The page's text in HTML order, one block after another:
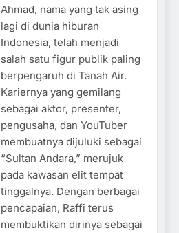
Ahmad, nama yang tak asing
lagi di dunia hiburan
Indonesia, telah menjadi
salah satu figur publik paling
berpengaruh di Tanah Air.
Kariernya yang gemilang
sebagai aktor, presenter,
pengusaha, dan YouTuber
membuatnya dijuluki sebagai
“Sultan Andara,” merujuk
pada kawasan elit tempat
tinggalnya. Dengan berbagai
pencapaian, Raffi terus
membuktikan dirinya sebagai